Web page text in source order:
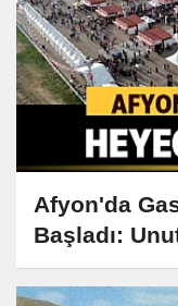
Afyon'da
Başladı:
Bekliyor!